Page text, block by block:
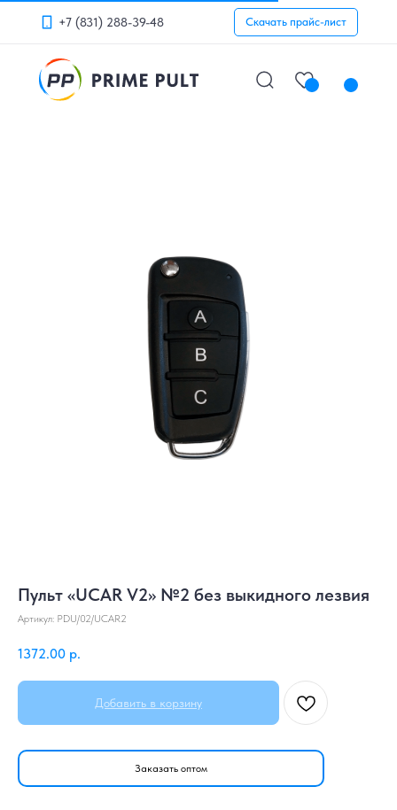
+7 (831) 288-39-48 Скачать прайс-лист
Пульт «UCAR V2» №2 без выкидного лезвия
Артикул: PDU/02/UCAR2
1372.00 р.
Добавить в корзину
Заказать оптом